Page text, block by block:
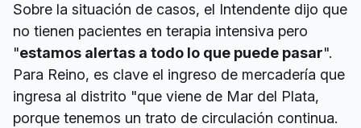
Sobre la situación de casos, el Intendente dijo que
no tienen pacientes en terapia intensiva pero
"estamos alertas a todo lo que puede pasar".
Para Reino, es clave el ingreso de mercadería que
ingresa al distrito "que viene de Mar del Plata,
porque tenemos un trato de circulación continua.